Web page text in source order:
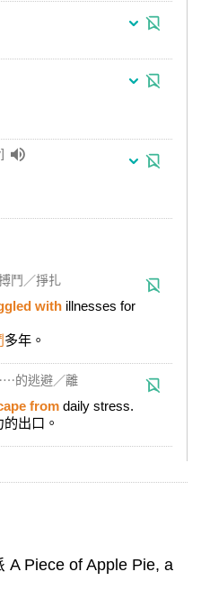
鬥／掙扎
with illnesses for
多年。
的逃避／離
from daily stress.
的出口。
A Piece of Apple Pie, a